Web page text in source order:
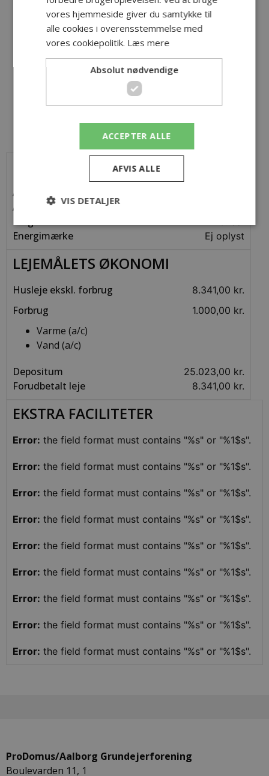
ER DU INTERESSERET I
DENNE BOLIG?
Ansøg bolig
LEJEMÅLETS FAKTA
Antal værelser
Areal
Energimærke Ej oplyst
LEJEMÅLETS ØKONOMI
Husleje ekskl. forbrug 8.341,00 kr.
Forbrug 1.000,00 kr.
Varme (a/c)
Vand (a/c)
Depositum
25.023,00 kr.
Forudbetalt leje 8.341,00 kr.
EKSTRA FACILITETER
Error: the field format must contains "%s" or "%1$s".
Error: the field format must contains "%s" or "%1$s".
Error: the field format must contains "%s" or "%1$s".
Error: the field format must contains "%s" or "%1$s".
Error: the field format must contains "%s" or "%1$s".
Error: the field format must contains "%s" or "%1$s".
Error: the field format must contains "%s" or "%1$s".
Error: the field format must contains "%s" or "%1$s".
Error: the field format must contains "%s" or "%1$s".
ProDomus/Aalborg Grundejerforening
Boulevarden 11, 1
vores hjemmeside giver du samtykke til
alle cookies i overensstemmelse med
vores cookiepolitik. Læs mere
Absolut nødvendige
ACCEPTER ALLE
AFVIS ALLE
VIS DETALJER
Absolut nødvendige cookies muliggør
såsom brugerlogin og kontoadministration.
Navn
Cookie-
Det er
korrekt.